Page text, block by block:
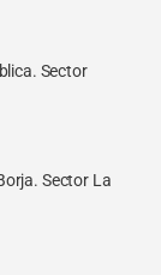
Sector
Sector La